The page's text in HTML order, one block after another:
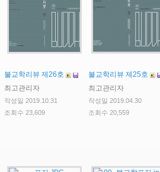
불교학리뷰 제26호
최고관리자
작성일 2019.10.31
조회수 23,609
불교학리뷰 제25호
최고관리자
작성일 2019.04.30
조회수 20,559